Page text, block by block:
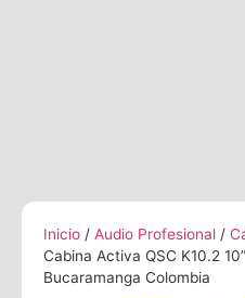
Inicio / Audio Profesional /
Cabina Activa QSC K10.2
Bucaramanga Colombia